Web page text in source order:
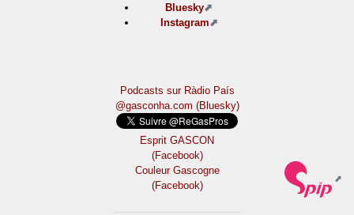
Bluesky
Instagram
Podcasts sur Ràdio País
@gasconha.com (Bluesky)
Esprit GASCON
(Facebook)
Couleur Gascogne
(Facebook)